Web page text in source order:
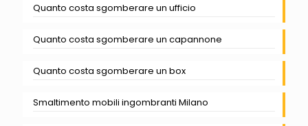
Quanto costa sgomberare un ufficio
Quanto costa sgomberare un capannone
Quanto costa sgomberare un box
Smaltimento mobili ingombranti Milano